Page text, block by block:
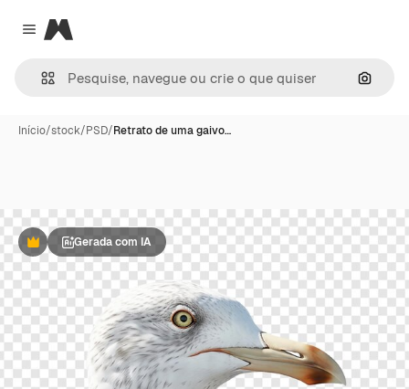
Close menu
Magnific
Início/stock/PSD/Retrato de uma gaivo…
PremiumGerada com IA